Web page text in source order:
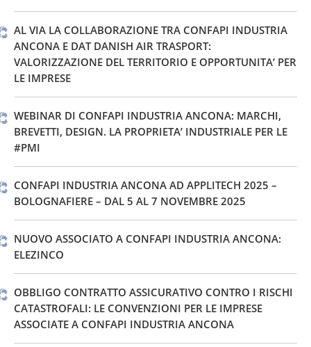
AL VIA LA COLLABORAZIONE TRA CONFAPI INDUSTRIA
ANCONA E DAT DANISH AIR TRASPORT:
VALORIZZAZIONE DEL TERRITORIO E OPPORTUNITA’ PER
LE IMPRESE
WEBINAR DI CONFAPI INDUSTRIA ANCONA: MARCHI,
BREVETTI, DESIGN. LA PROPRIETA’ INDUSTRIALE PER LE
#PMI
CONFAPI INDUSTRIA ANCONA AD APPLITECH 2025 –
BOLOGNAFIERE – DAL 5 AL 7 NOVEMBRE 2025
NUOVO ASSOCIATO A CONFAPI INDUSTRIA ANCONA:
ELEZINCO
OBBLIGO CONTRATTO ASSICURATIVO CONTRO I RISCHI
CATASTROFALI: LE CONVENZIONI PER LE IMPRESE
ASSOCIATE A CONFAPI INDUSTRIA ANCONA